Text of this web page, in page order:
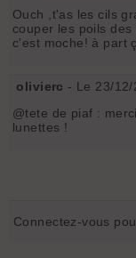
Ouch ,t'as les cils
couper les poils
c'est moche! à part
olivierc - Le 23/
@tete de piaf :
lunettes !
Connectez-vous